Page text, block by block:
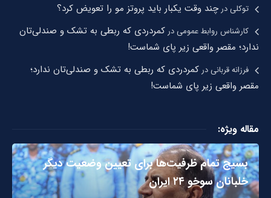
توکلیدرچند وقت یکبار باید پروتز مو را تعویض کرد؟
کارشناس روابط عمومیدر کمردردی که ربطی به تشک و صندلی‌تان
ندارد؛ مقصر واقعی زیر پای شماست!
فرزانه قربانیدر کمردردی که ربطی به تشک و صندلی‌تان ندارد؛
مقصر واقعی زیر پای شماست!
مقاله ویژه:
بسیج تمام ظرفیت‌ها برای تعیین وضعیت دیگر
خلبانان سوخو ۲۴ ایران